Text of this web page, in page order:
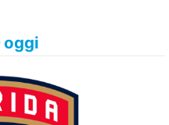
oggi